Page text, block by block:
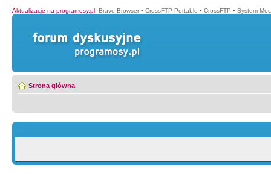
Aktualizacje na programosy.pl: Brave Browser • CrossFTP Portable • CrossFTP • System
Strona główna